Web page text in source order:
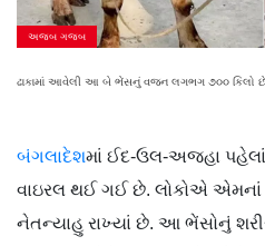
અજબ ગજબ
ઢાકામાં આવેલી આ બે ભેંસનું વજન લગભગ ૭૦૦ કિલો
બંગલાદેશમાં ઈદ-ઉલ-અજહા
વાઇરલ થઈ ગઈ છે. લોકોએ એમનાં
નેતન્યાહુ રાખ્યાં છે. આ ભેંસોનું